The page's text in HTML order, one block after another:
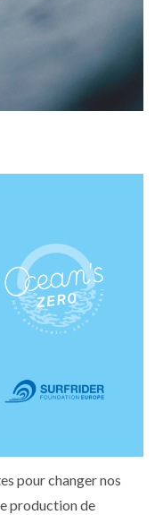
pour changer nos
production de